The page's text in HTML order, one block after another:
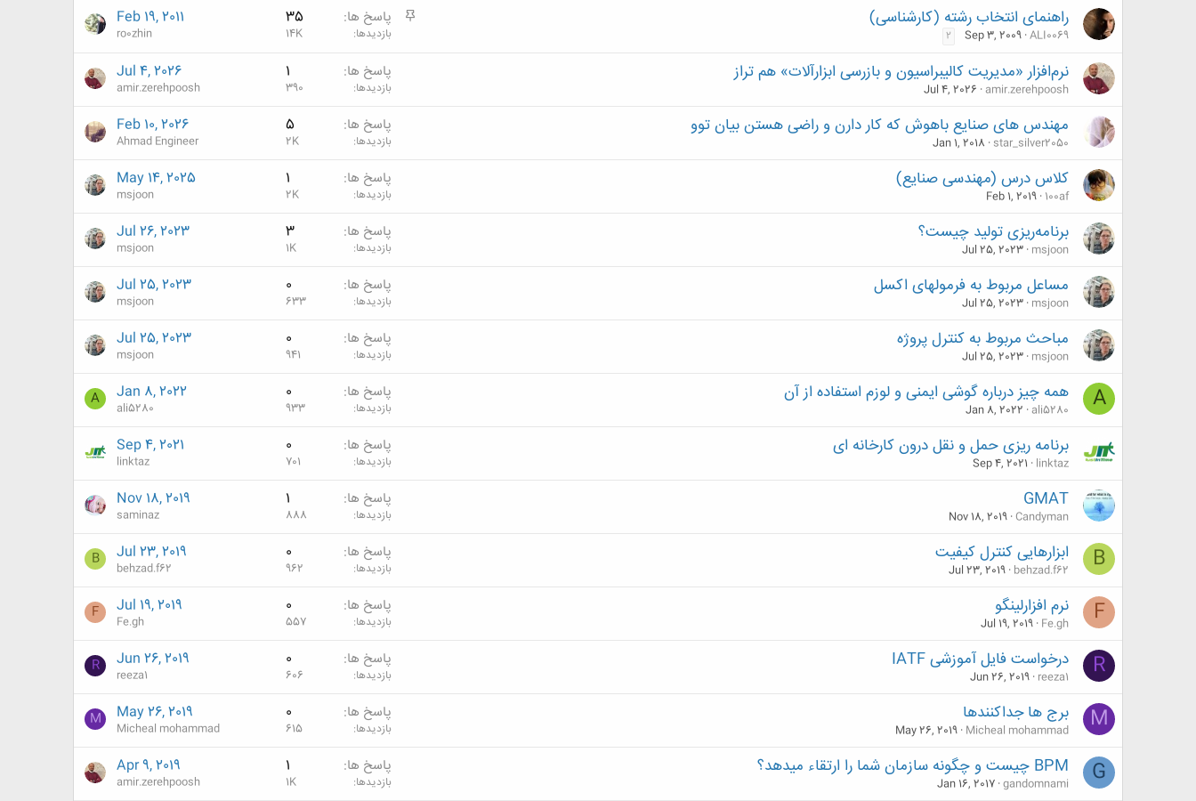
ش م
راهنمای انتخاب رشته (کارشناسی)
ALI0069
Sep 3, 2009
2
پاسخ ها 35
بازدیدها 14K
Feb 19, 2011
ro0zhin
نرم‌افزار «مدیریت کالیبراسیون و بازرسی ابزارآلات» هم تراز
amir.zerehpoosh
Jul 4, 2026
پاسخ ها 1
بازدیدها 390
Jul 4, 2026
amir.zerehpoosh
مهندس های صنایع باهوش که کار دارن و راضی هستن بیان توو
star_silver2050
Jan 1, 2018
پاسخ ها 5
بازدیدها 2K
Feb 10, 2026
Ahmad Engineer
کلاس درس (مهندسی صنایع)
100af
Feb 1, 2019
پاسخ ها 1
بازدیدها 2K
May 14, 2025
msjoon
برنامه‌ریزی تولید چیست؟
msjoon
Jul 25, 2023
پاسخ ها 3
بازدیدها 1K
Jul 26, 2023
msjoon
مساعل مربوط به فرمولهای اکسل
msjoon
Jul 25, 2023
پاسخ ها 0
بازدیدها 633
Jul 25, 2023
msjoon
مباحث مربوط به کنترل پروژه
msjoon
Jul 25, 2023
پاسخ ها 0
بازدیدها 941
Jul 25, 2023
msjoon
A همه چیز درباره گوشی ایمنی و لوزم استفاده از آن
ali5280
Jan 8, 2022
پاسخ ها 0
بازدیدها 933
Jan 8, 2022
ali5280
A
برنامه ریزی حمل و نقل درون کارخانه ای
linktaz
Sep 4, 2021
پاسخ ها 0
بازدیدها 701
Sep 4, 2021
linktaz
GMAT
Candyman
Nov 18, 2019
پاسخ ها 1
بازدیدها 888
Nov 18, 2019
saminaz
B ابزارهایی کنترل کیفیت
behzad.f62
Jul 23, 2019
پاسخ ها 0
بازدیدها 962
Jul 23, 2019
behzad.f62
B
F نرم افزارلینگو
Fe.gh
Jul 19, 2019
پاسخ ها 0
بازدیدها 557
Jul 19, 2019
Fe.gh
F
R درخواست فایل آموزشی IATF
reeza1
Jun 26, 2019
پاسخ ها 0
بازدیدها 606
Jun 26, 2019
reeza1
R
M برج ها جداکنندها
Micheal mohammad
May 26, 2019
پاسخ ها 0
بازدیدها 615
May 26, 2019
Micheal mohammad
M
G BPM چیست و چگونه سازمان شما را ارتقاء میدهد؟
gandomnami
Jan 16, 2017
پاسخ ها 1
بازدیدها 1K
Apr 9, 2019
amir.zerehpoosh